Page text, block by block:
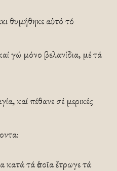
θυμήθηκε αὐτό τό
γώ μόνο βελανίδια, μέ τά
καί πέθανε σέ μερικές
κατά τά ὁποῖα ἔτρωγε τά